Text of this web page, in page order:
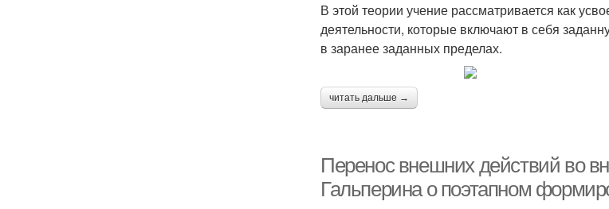
В этой теории учение рассматривается как
деятельности, которые включают в себя
в заранее заданных пределах.
читать дальше →
Перенос внешних действий во
Гальперина о поэтапном